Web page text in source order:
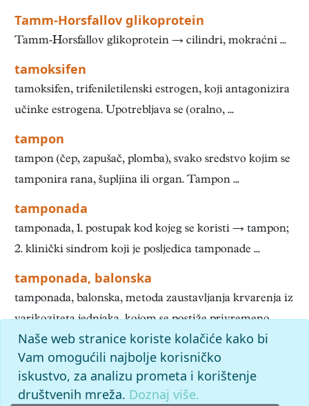
Tamm-Horsfallov glikoprotein
Tamm-Horsfallov glikoprotein → cilindri, mokraćni ...
tamoksifen
tamoksifen, trifeniletilenski estrogen, koji antagonizira
učinke estrogena. Upotrebljava se (oralno, ...
tampon
tampon (čep, zapušač, plomba), svako sredstvo kojim se
tamponira rana, šupljina ili organ. Tampon ...
tamponada
tamponada, 1. postupak kod kojeg se koristi → tampon;
2. klinički sindrom koji je posljedica tamponade ...
tamponada, balonska
tamponada, balonska, metoda zaustavljanja krvarenja iz
varikoziteta jednjaka, kojom se postiže privremeno ...
slovot: pronađenih odgovora: 800; vrijeme izvršavanja
upita: 57 ms
Naše web stranice koriste kolačiće kako bi
Vam omogućili najbolje korisničko
iskustvo, za analizu prometa i korištenje
društvenih mreža. Doznaj više.